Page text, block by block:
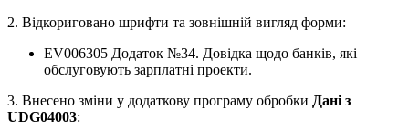
2. Відкориговано шрифти та зовнішній вигляд форми:
EV006305 Додаток №34. Довiдка щодо банкiв, якi
обслуговують зарплатнi проекти.
3. Внесено зміни у додаткову програму обробки Дані з
UDG04003: